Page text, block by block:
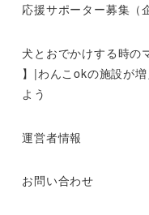
応援サポーター募集（
犬とおでかけする時の
】|わんこokの施設が
よう
運営者情報
お問い合わせ